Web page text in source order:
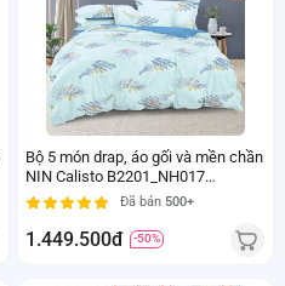
Bộ 5 món drap, áo gối và mền chần
NIN Calisto B2201_NH017
(180x200+30cm)Đã bán 500+
1.449.500đ -50%